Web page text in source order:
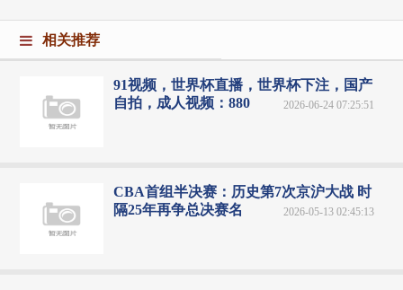
相关推荐
91视频，世界杯直播，世界杯下注，国产
自拍，成人视频：880
2026-06-24 07:25:51
CBA首组半决赛：历史第7次京沪大战 时
隔25年再争总决赛名
2026-05-13 02:45:13